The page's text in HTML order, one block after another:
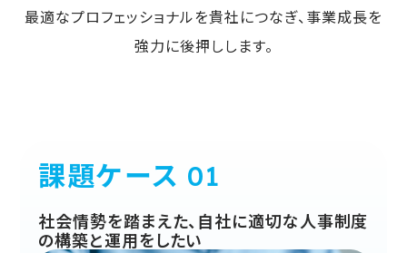
最適なプロフェッショナルを貴社につなぎ、事業成長を
強力に後押しします。
課題ケース
社会情勢を踏まえた、自社に適切な人事制度
の構築と運用をしたい